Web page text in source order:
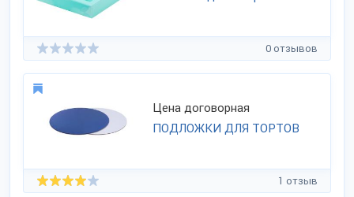
0 отзывов
Цена договорная
ПОДЛОЖКИ ДЛЯ ТОРТОВ
1 отзыв